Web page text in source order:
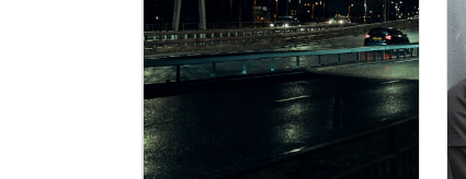
z|
X
=
=
z)
Y
=
y|
z
P
{
{